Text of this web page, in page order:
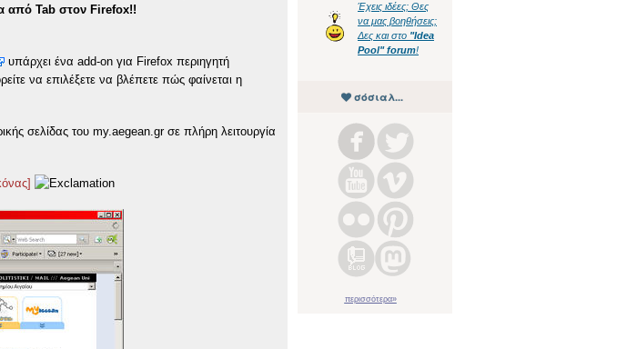
από Tab στον Firefox!!
υπάρχει ένα add-on για Firefox περιηγητή
να επιλέξετε να βλέπετε πώς φαίνεται η
σελίδας του my.aegean.gr σε πλήρη λειτουργία
Έχεις ιδέες; Θες
να μας βοηθήσεις;
Δες και στο "Idea
Pool" forum!
σόσιαλ...
περισσότερα»